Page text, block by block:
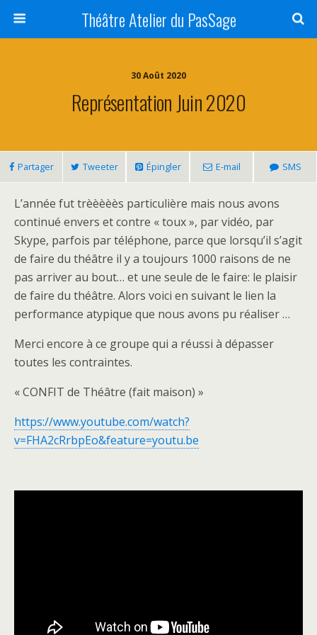
Théâtre Atelier du PasSage
30 Août 2020
Représentation Juin 2020
Partager Tweeter Épingler E-mail SMS
L’année fut trèèèèès particulière mais nous avons
continué envers et contre « toux », par vidéo, par
Skype, parfois par téléphone, parce que lorsqu’il s’agit
de faire du théâtre il y a toujours 1000 raisons de ne
pas arriver au bout… et une seule de le faire: le plaisir
de faire du théâtre. Alors voici en suivant le lien la
performance atypique que nous avons pu réaliser …
Merci encore à ce groupe qui a réussi à dépasser
toutes les contraintes.
« CONFIT de Théâtre (fait maison) »
https://www.youtube.com/watch?
v=FHA2cRrbpEo&feature=youtu.be